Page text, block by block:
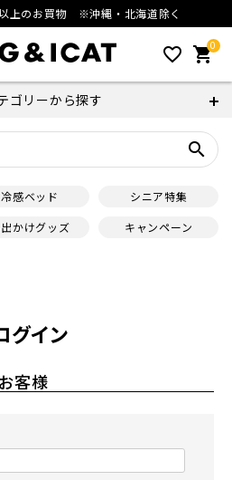
上のお買物 ※沖縄・北海道除く
favorite_outline 0
shopping_cart
ゴリーから探す
search
冷感ベッド
シニア特集
かけグッズ キャンペーン
グイン
客様